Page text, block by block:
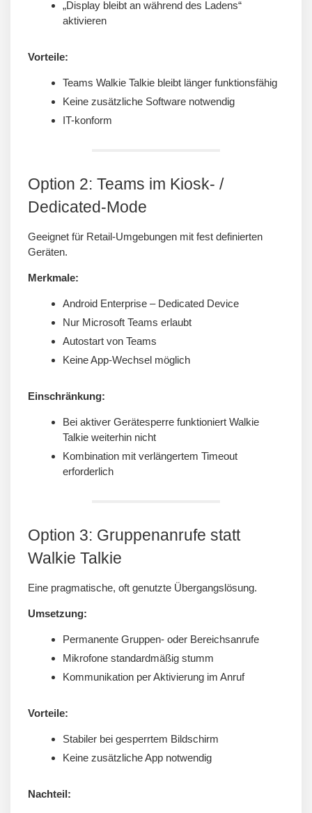
„Display bleibt an während des Ladens“
aktivieren
Vorteile:
Teams Walkie Talkie bleibt länger funktionsfähig
Keine zusätzliche Software notwendig
IT-konform
Option 2: Teams im Kiosk- /
Dedicated-Mode
Geeignet für Retail-Umgebungen mit fest definierten
Geräten.
Merkmale:
Android Enterprise – Dedicated Device
Nur Microsoft Teams erlaubt
Autostart von Teams
Keine App-Wechsel möglich
Einschränkung:
Bei aktiver Gerätesperre funktioniert Walkie
Talkie weiterhin nicht
Kombination mit verlängertem Timeout
erforderlich
Option 3: Gruppenanrufe statt
Walkie Talkie
Eine pragmatische, oft genutzte Übergangslösung.
Umsetzung:
Permanente Gruppen- oder Bereichsanrufe
Mikrofone standardmäßig stumm
Kommunikation per Aktivierung im Anruf
Vorteile:
Stabiler bei gesperrtem Bildschirm
Keine zusätzliche App notwendig
Nachteil: